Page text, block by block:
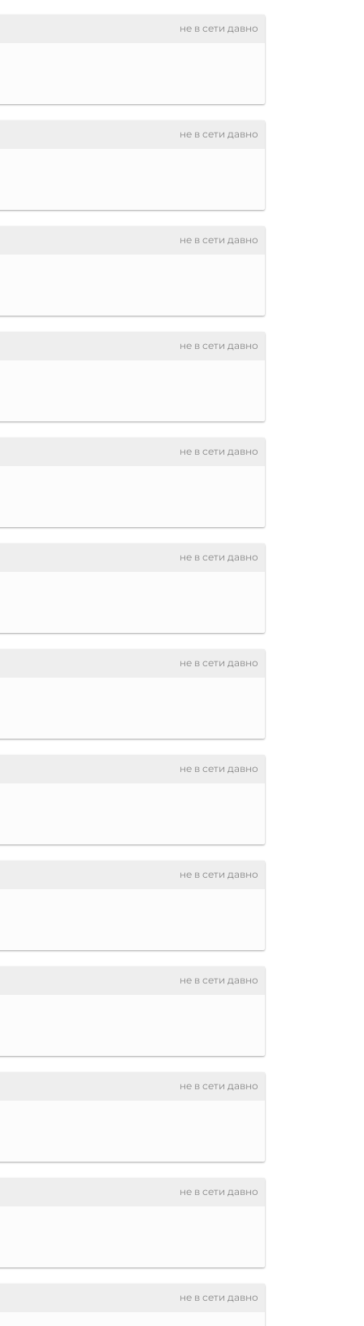
не в сети давно
не в сети давно
не в сети давно
не в сети давно
не в сети давно
не в сети давно
не в сети давно
не в сети давно
не в сети давно
не в сети давно
не в сети давно
не в сети давно
не в сети давно